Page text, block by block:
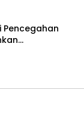
Pencegahan